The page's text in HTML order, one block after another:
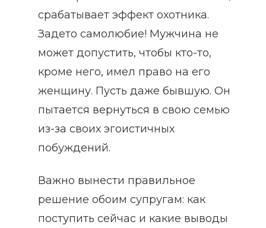
срабатывает эффект охотника.
Задето самолюбие! Мужчина не
может допустить, чтобы кто-то,
кроме него, имел право на его
женщину. Пусть даже бывшую. Он
пытается вернуться в свою семью
из-за своих эгоистичных
побуждений.
Важно вынести правильное
решение обоим супругам: как
поступить сейчас и какие выводы